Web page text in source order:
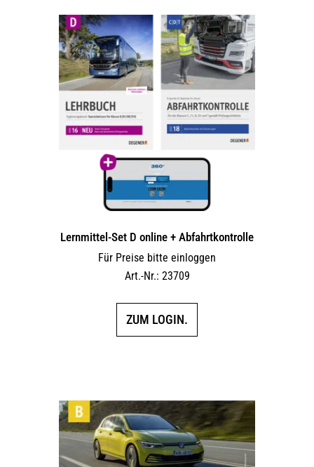
Lernmittel-Set D online + Abfahrtkontrolle
Für Preise bitte einloggen
Art.-Nr.: 23709
ZUM LOGIN.